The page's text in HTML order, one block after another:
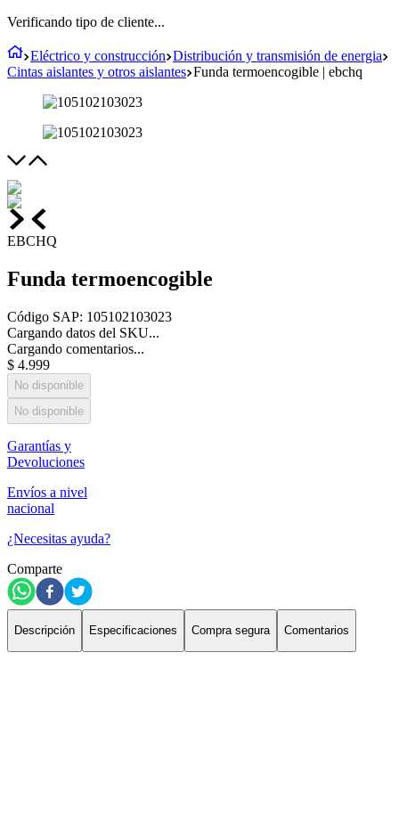
Verificando tipo de cliente...
Eléctrico y construcción Distribución y transmisión de energia
Cintas aislantes y otros aislantes Funda termoencogible | ebchq
EBCHQ
Funda termoencogible
Código SAP: 105102103023
Cargando datos del SKU...
Cargando comentarios...
$ 4.999
No disponible
No disponible
Garantías y
Devoluciones
Envíos a nivel
nacional
¿Necesitas ayuda?
Comparte
Descripción Especificaciones Compra segura Comentarios